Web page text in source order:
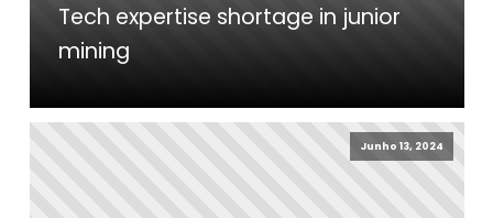
Tech expertise shortage in junior
mining
Junho 13, 2024